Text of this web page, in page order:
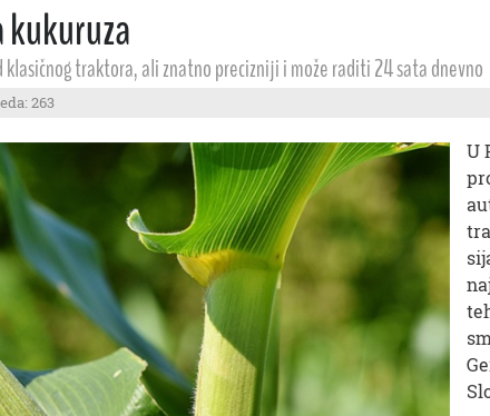
traktora, ali znatno precizniji i može raditi 24 sata dnevno
263
U